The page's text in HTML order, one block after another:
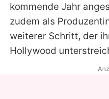
Utiq
kommende Jahr
zudem als
weiterer Schritt, der
Hollywood